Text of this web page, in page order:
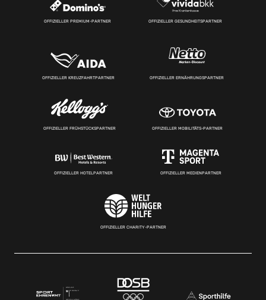
OFFIZIELLER PREMIUM-PARTNER OFFIZIELLER GESUNDHEITSPARTNER
OFFIZIELLER KREUZFAHRTPARTNER OFFIZIELLER ERNÄHRUNGSPARTNER
OFFIZIELLER FRÜHSTÜCKSPARTNER OFFIZIELLER MOBILITÄTS-PARTNER
OFFIZIELLER HOTELPARTNER OFFIZIELLER MEDIENPARTNER
OFFIZIELLER CHARITY-PARTNER